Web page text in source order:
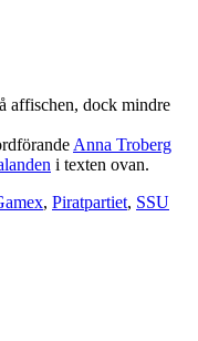
affischen, dock mindre
Anna Troberg
i texten ovan.
, Piratpartiet, SSU